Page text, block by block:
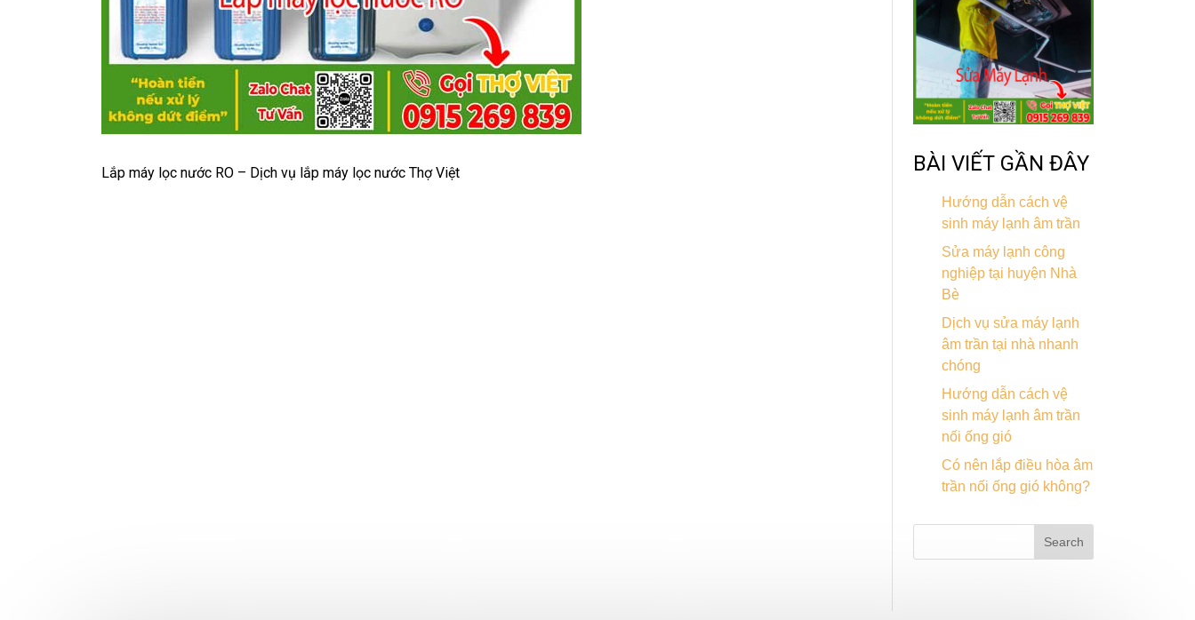
Lắp máy lọc nước RO – Dịch vụ lắp máy lọc nước Thợ Việt BÀI VIẾT GẦN ĐÂY
Hướng dẫn cách vệ
sinh máy lạnh âm trần
Sửa máy lạnh công
nghiệp tại huyện Nhà
Bè
Dịch vụ sửa máy lạnh
âm trần tại nhà nhanh
chóng
Hướng dẫn cách vệ
sinh máy lạnh âm trần
nối ống gió
Có nên lắp điều hòa âm
trần nối ống gió không?